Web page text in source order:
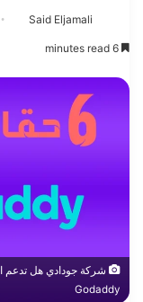
Said Eljamali
Godaddy